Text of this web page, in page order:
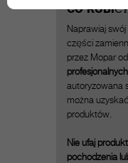
CO ROBIĆ?
Naprawiaj
części
przez Mopar
autoryzowana
można
produktów.
Nie ufaj
pochodzenia